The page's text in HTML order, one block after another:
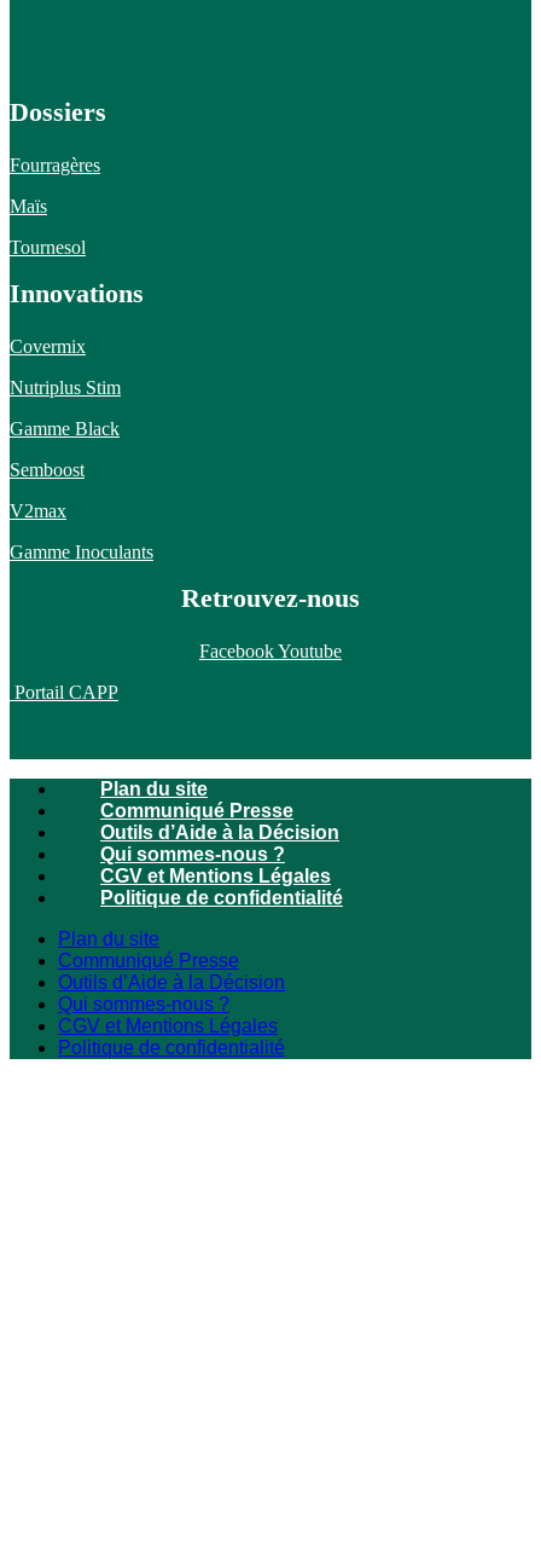
Dossiers
Fourragères
Maïs
Tournesol
Innovations
Covermix
Nutriplus Stim
Gamme Black
Semboost
V2max
Gamme Inoculants
Retrouvez-nous
FacebookYoutube
Portail CAPP
Plan du site
Communiqué Presse
Outils d’Aide à la Décision
Qui sommes-nous ?
CGV et Mentions Légales
Politique de confidentialité
Plan du site
Communiqué Presse
Outils d’Aide à la Décision
Qui sommes-nous ?
CGV et Mentions Légales
Politique de confidentialité